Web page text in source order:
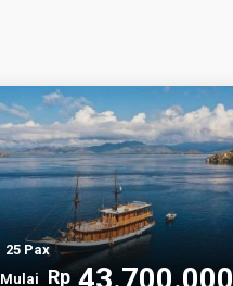
25 Pax
Mulai
Rp